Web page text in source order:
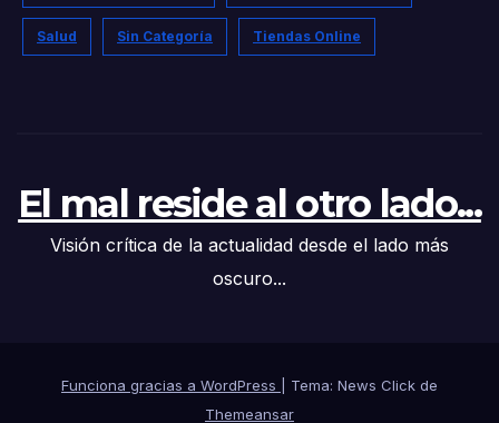
Salud Sin Categoría Tiendas Online
El mal reside al otro lado...
Visión crítica de la actualidad desde el lado más
oscuro...
Funciona gracias a WordPress
Tema: News Click de
Themeansar